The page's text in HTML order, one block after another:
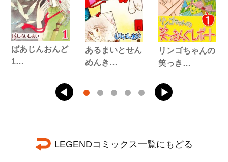
ばあじんおんど
1…
あるまいとせん
めんき…
リンゴちゃんの
笑っき…
LEGENDコミックス一覧にもどる